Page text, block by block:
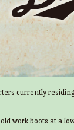
currently
work boots at a